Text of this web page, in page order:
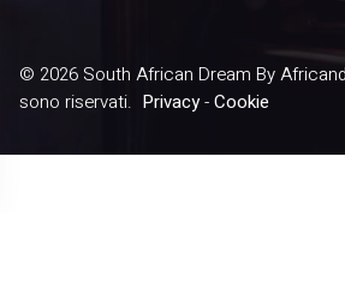
© 2026 South African Dream By
sono riservati. Privacy-Cookie